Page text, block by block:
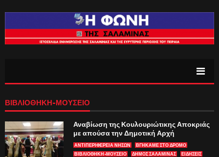
ΒΙΒΛΙΟΘΉΚΗ-ΜΟΥΣΕΊΟ
Αναβίωση της Κουλουριώτικης Αποκριάς
με απούσα την Δημοτική Αρχή
ΑΝΤΙΠΕΡΙΦΈΡΕΙΑ ΝΉΣΩΝ
ΒΓΉΚΑΜΕ ΣΤΟ ΔΡΌΜΟ
ΒΙΒΛΙΟΘΉΚΗ-ΜΟΥΣΕΊΟ
ΔΗΜΟΣ ΣΑΛΑΜΙΝΑΣ
ΕΙΔΗΣΕΙΣ